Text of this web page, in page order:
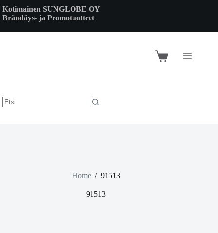
to
content
Kotimainen SUNGLOBE OY
Brändäys- ja Promotuotteet
Shopping
Home / 91513
91513